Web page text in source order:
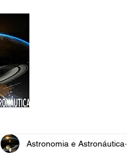
Astronomia e Astronáutica